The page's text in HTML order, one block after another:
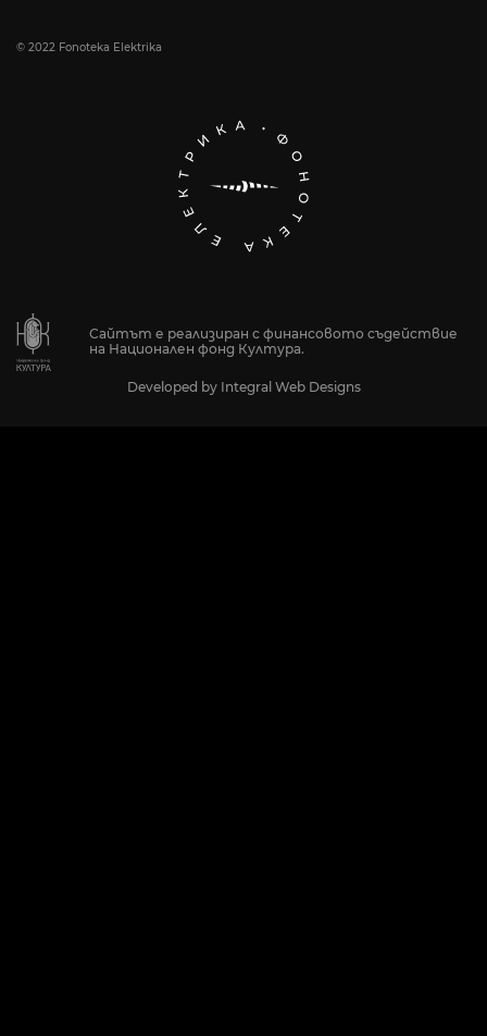
© 2022 Fonoteka Elektrika
Сайтът е реализиран с финансовото съдействие
на Национален фонд Култура.
Developed by Integral Web Designs